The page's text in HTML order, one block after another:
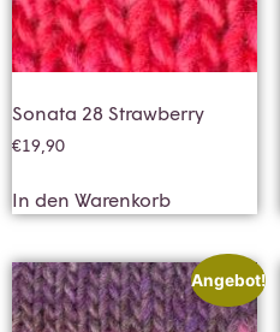
Sonata 28 Strawberry
€19,90
In den Warenkorb
Angebot!